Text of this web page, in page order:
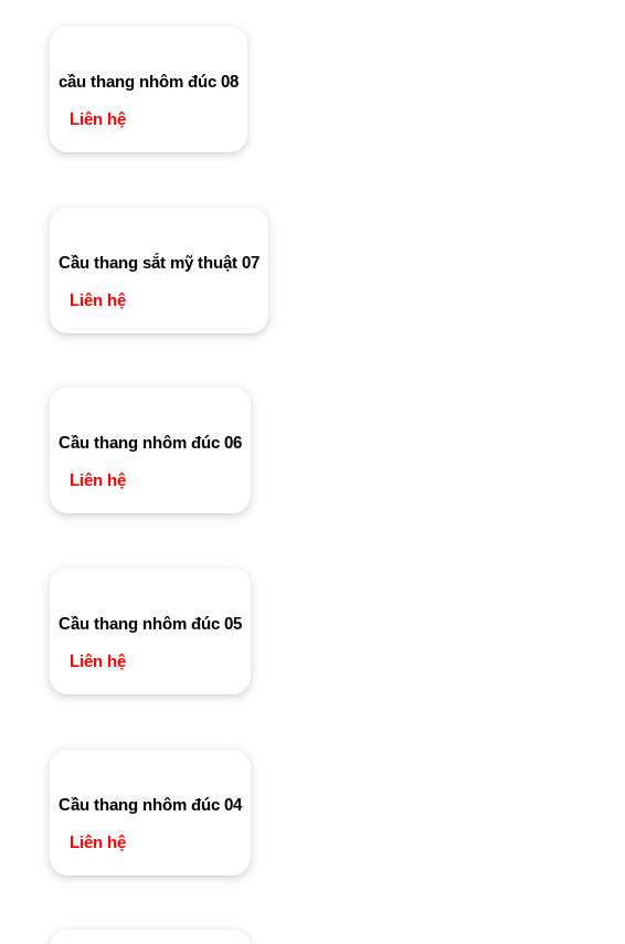
cầu thang nhôm đúc 08
Liên hệ
Cầu thang sắt mỹ thuật 07
Liên hệ
Cầu thang nhôm đúc 06
Liên hệ
Cầu thang nhôm đúc 05
Liên hệ
Cầu thang nhôm đúc 04
Liên hệ